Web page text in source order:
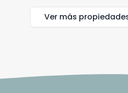
Ver más